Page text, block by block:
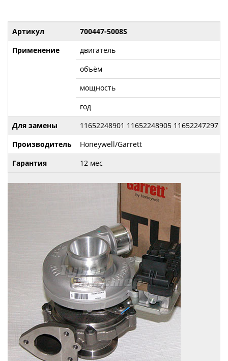
Артикул
700447-5008S
Применение
двигатель
объём
мощность
год
Для замены
11652248901 11652248905 11652247297
Производитель
Honeywell/Garrett
Гарантия
12 мес